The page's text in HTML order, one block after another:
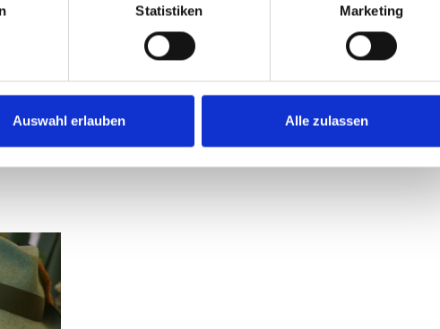
Statistiken Marketing
Auswahl erlauben Alle zulassen